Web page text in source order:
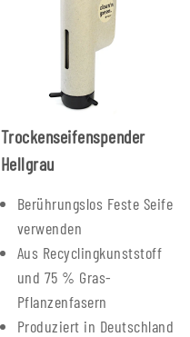
Trockenseifenspender
Hellgrau
Berührungslos Feste Seife
verwenden
Aus Recyclingkunststoff
und 75 % Gras-
Pflanzenfasern
Produziert in Deutschland